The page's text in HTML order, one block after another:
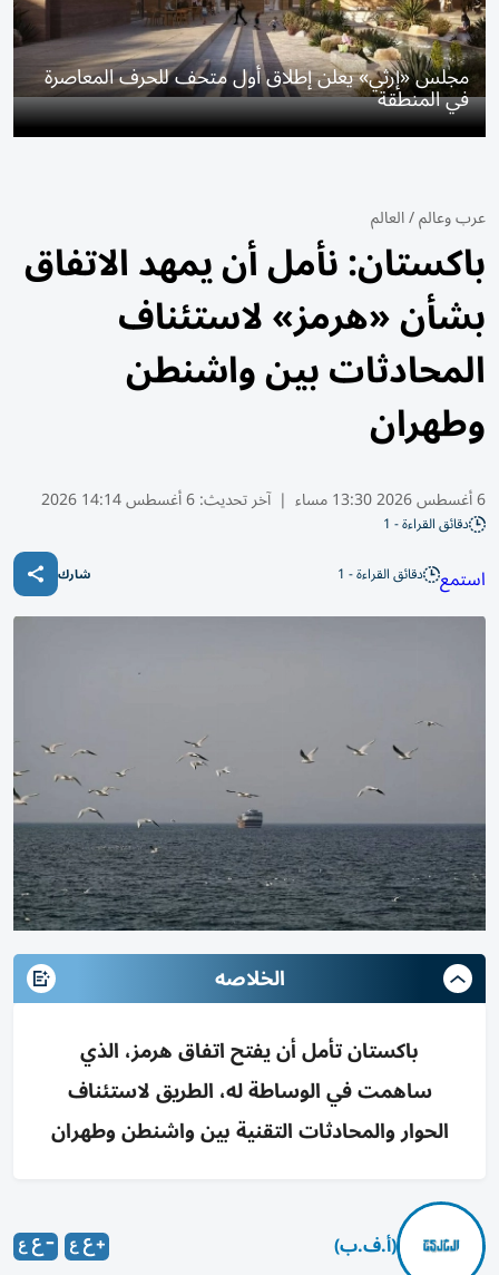
مجلس «إرثي» يعلن إطلاق أول متحف للحرف المعاصرة
في المنطقة
عرب وعالم/العالم
باكستان: نأمل أن يمهد الاتفاق
بشأن «هرمز» لاستئناف
المحادثات بين واشنطن
وطهران
6 أغسطس 2026 13:30 مساء | آخر تحديث:6 أغسطس 14:14 2026
دقائق القراءة - 1
استمع دقائق القراءة - 1 شارك
الخلاصه
باكستان تأمل أن يفتح اتفاق هرمز، الذي
ساهمت في الوساطة له، الطريق لاستئناف
الحوار والمحادثات التقنية بين واشنطن وطهران
(أ.ف.ب)